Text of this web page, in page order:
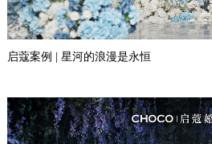
启蔻案例 | 星河的浪漫是永恒